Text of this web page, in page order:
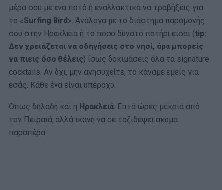
μέρα σου με ένα ποτό ή εναλλακτικά να τραβήξεις για
το «Surfing Bird». Ανάλογα με το διάστημα παραμονής
σου στην Ηρακλειά ή το πόσο δυνατό ποτήρι είσαι (tip:
Δεν χρειάζεται να οδηγήσεις στο νησί, άρα μπορείς
να πιεις όσο θέλεις) ίσως δοκιμάσεις όλα τα signature
cocktails. Αν όχι, μην ανησυχείτε, το κάναμε εμείς για
εσάς. Κάθε ένα είναι υπέροχο.
Όπως δηλαδή και η Ηρακλειά. Επτά ώρες μακριά από
τον Πειραιά, αλλά ικανή να σε ταξιδέψει ακόμα
παραπέρα.